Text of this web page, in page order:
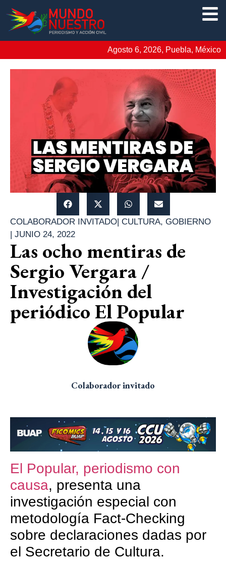
Agosto 6, 2026, Puebla, México
COLABORADOR INVITADO| CULTURA, GOBIERNO
| JUNIO 24, 2022
Las ocho mentiras de
Sergio Vergara /
Investigación del
periódico El Popular
Colaborador invitado
El Popular, periodismo con
causa, presenta una
investigación especial con
metodología Fact-Checking
sobre declaraciones dadas por
el Secretario de Cultura.